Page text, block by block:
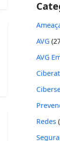
AVG
AVG
Redes